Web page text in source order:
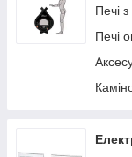
Печі
Печі